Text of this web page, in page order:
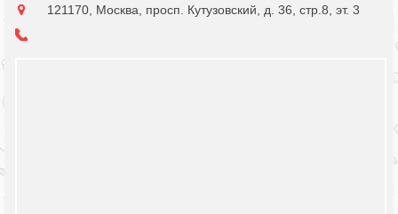
121170, Москва, просп. Кутузовский, д. 36, стр.8, эт. 3